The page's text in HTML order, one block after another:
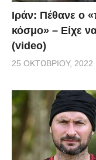
Ιράν: Πέθανε ο
κόσμο» – Είχε
(video)
25 ΟΚΤΩΒΡΊΟΥ, 2022